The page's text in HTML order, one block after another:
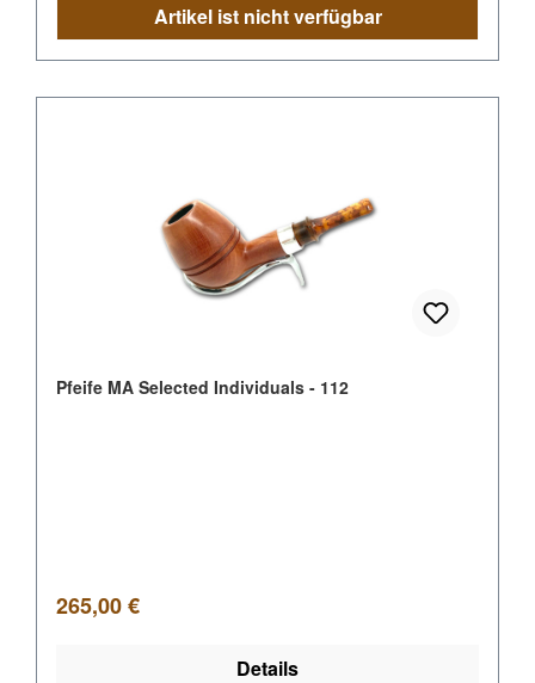
Artikel ist nicht verfügbar
Pfeife MA Selected Individuals - 112
Regulärer Preis:
265,00 €
Details